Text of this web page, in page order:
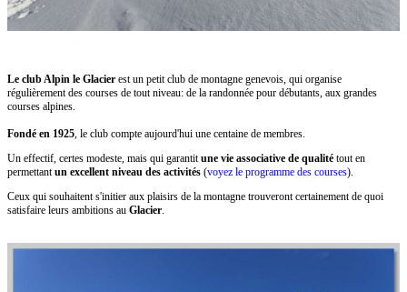
Le club Alpin le Glacier est un petit club de montagne genevois, qui organise
régulièrement des courses de tout niveau: de la randonnée pour débutants, aux grandes
courses alpines.
Fondé en 1925, le club compte aujourd'hui une centaine de membres.
Un effectif, certes modeste, mais qui garantitune vie associative de qualité tout en
permettantun excellent niveau des activités (voyez le programme des courses).
Ceux qui souhaitent s'initier aux plaisirs de la montagne trouveront certainement de quoi
satisfaire leurs ambitions au Glacier.